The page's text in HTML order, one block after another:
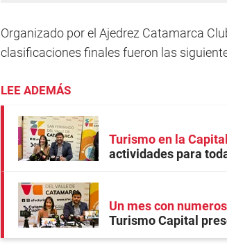
Organizado por el Ajedrez Catamarca
clasificaciones finales fueron las
LEE ADEMÁS
Turismo en la Capital
actividades para
Un mes con
Turismo Capital